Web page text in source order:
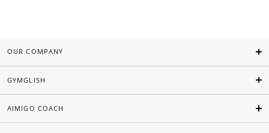
OUR COMPANY
GYMGLISH
AIMIGO COACH